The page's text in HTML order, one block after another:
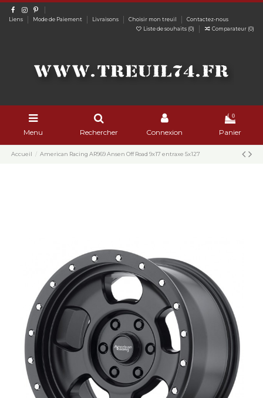
Liens Mode de Paiement Livraisons Choisir mon treuil
Contactez-nous
Liste de souhaits (0) Comparateur (0)
Menu Rechercher Connexion
0
Panier
Accueil American Racing AR969 Ansen Off Road 9x17 entraxe 5x127